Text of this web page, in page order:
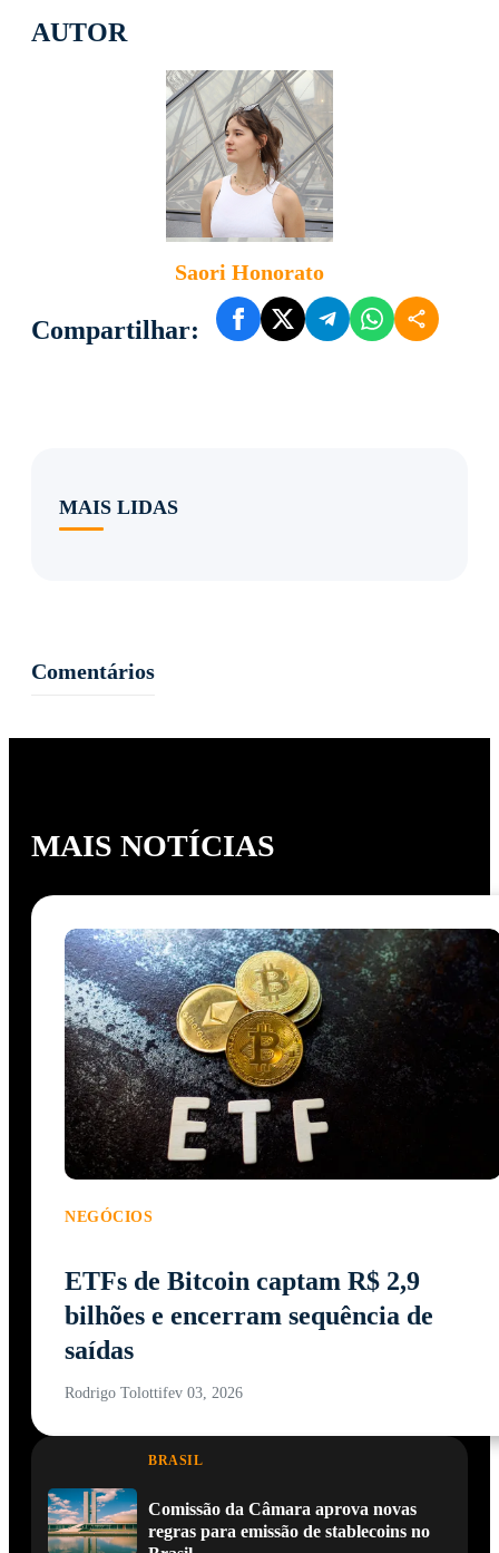
AUTOR
Saori Honorato
Compartilhar:
MAIS LIDAS
Comentários
MAIS NOTÍCIAS
NEGÓCIOS
ETFs de Bitcoin captam R$ 2,9
bilhões e encerram sequência de
saídas
Rodrigo Tolottifev 03, 2026
BRASIL
Comissão da Câmara aprova novas
regras para emissão de stablecoins no